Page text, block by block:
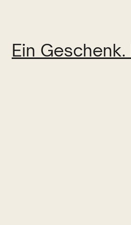
Ein Geschenk.